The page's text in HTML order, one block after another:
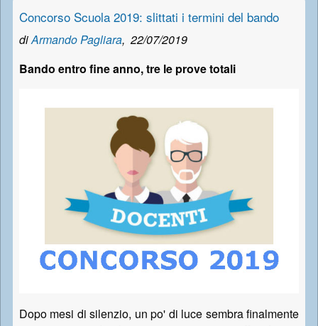
Concorso Scuola 2019: slittati i termini del bando
diArmando Pagliara, 22/07/2019
Bando entro fine anno, tre le prove totali
Dopo mesi di silenzio, un po' di luce sembra finalmente